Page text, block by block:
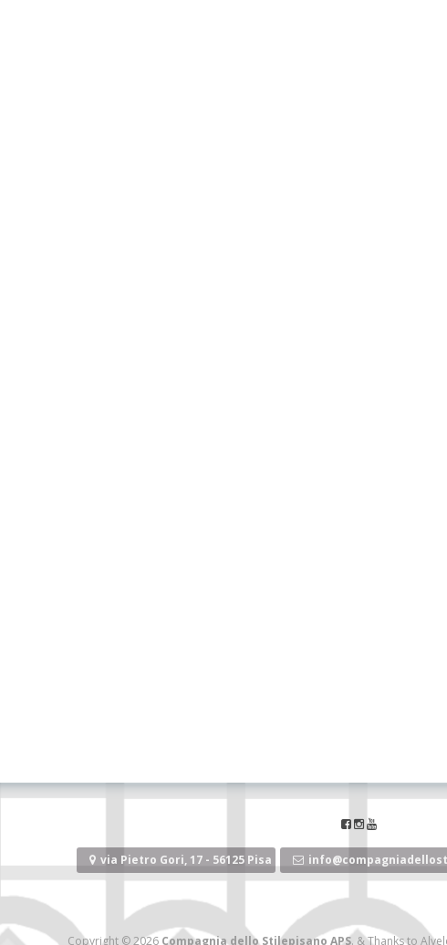
via Pietro Gori, 17 - 56125 Pisa
Copyright © 2026 Compagnia dello Stilepisano APS. &Thanks to